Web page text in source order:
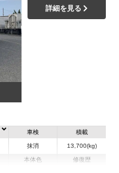
詳細を見る
車検
抹消
積載
13,700(kg)
本体色 修復歴